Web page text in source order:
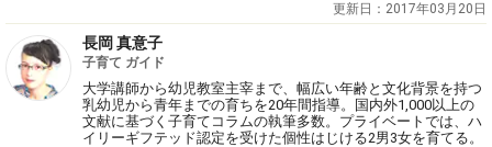
更新日： 2017年03月20日
長岡 真意子
子育て ガイド
大学講師から幼児教室主宰まで、幅広い年齢と文化背景を持つ
乳幼児から青年までの育ちを20年間指導。国内外1,000以上の
文献に基づく子育てコラムの執筆多数。プライベートでは、ハ
イリーギフテッド認定を受けた個性はじける2男3女を育てる。